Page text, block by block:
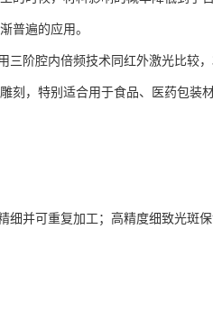
普遍的应用。
三阶腔内倍频技术同红外激光比较
刻，特别适合用于食品、医药包装
并可重复加工；高精度细致光斑保